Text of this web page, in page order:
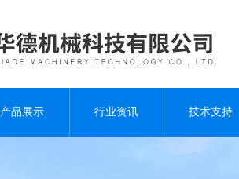
产品展示 行业资讯 技术支持